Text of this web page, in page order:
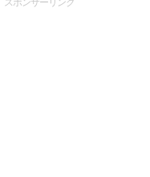
スポンサーリンク